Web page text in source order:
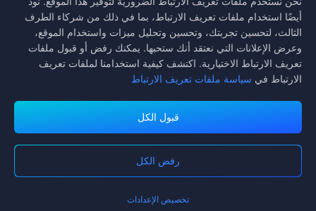
اتصل بنا
إذا كنت بحاجة إلى أي مساعدة، يرجى التواصل معنا عن طريق النقر على "خدمة
العملاء" للتواصل معنا.
خدمة الزبائن
سياسة الخصوصية
تفضيل ملفات تعريف الارتباط
أيضًا استخدام ملفات تعريف الارتباط، بما في ذلك من شركاء الطرف
الثالث، لتحسين تجربتك، وتحسين وتحليل ميزات واستخدام الموقع،
وعرض الإعلانات التي نعتقد أنك ستحبها. يمكنك رفض أو قبول ملفات
تعريف الارتباط الاختيارية. اكتشف كيفية استخدامنا لملفات تعريف
الارتباط في سياسة ملفات تعريف الارتباط
قبول الكل
رفض الكل
تخصيص الإعدادات